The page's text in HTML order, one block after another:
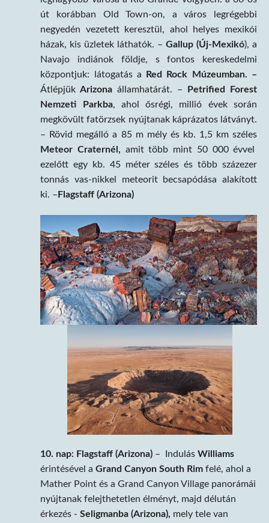
út korábban Old Town-on, a város legrégebbi
negyedén vezetett keresztül, ahol helyes mexikói
házak, kis üzletek láthatók. –Gallup (Új-Mexikó), a
Navajo indiánok földje, s fontos kereskedelmi
központjuk: látogatás a
Red Rock Múzeumban. –
Átlépjük Arizonaállamhatárát. –
Petrified Forest
Nemzeti Parkba, ahol ősrégi, millió évek során
megkövült fatörzsek nyújtanak káprázatos látványt.
– Rövid megálló a 85 m mély és kb. 1,5 km széles
Meteor Craternél, amit több mint 50 000 évvel
ezelőtt egy kb. 45 méter széles és több százezer
tonnás vas-nikkel meteorit becsapódása alakított
ki. – Flagstaff (Arizona)
10. nap: Flagstaff (Arizona) – IndulásWilliams
érintésével aGrand Canyon South Rim felé, ahol a
Mather Point és a Grand Canyon Village panorámái
nyújtanak felejthetetlen élményt, majd délután
érkezés -Seligmanba (Arizona), mely tele van